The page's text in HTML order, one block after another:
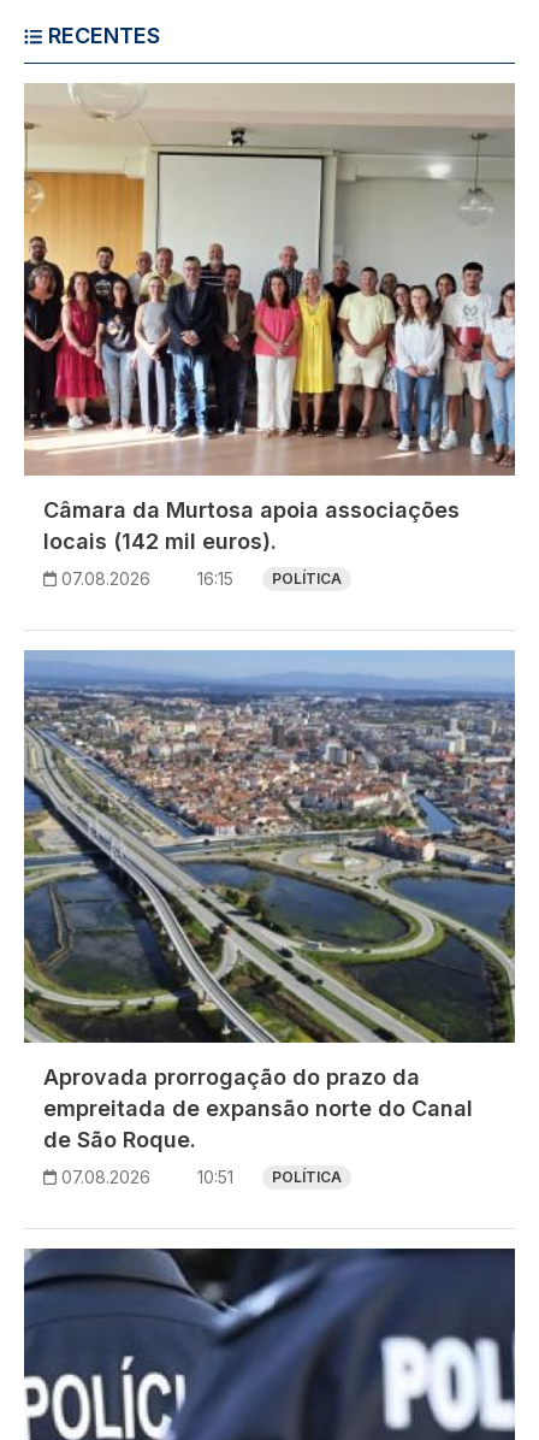
RECENTES
Imagem
Câmara da Murtosa apoia associações
locais (142 mil euros).
07.08.2026 16:15 POLÍTICA
Imagem
Aprovada prorrogação do prazo da
empreitada de expansão norte do Canal
de São Roque.
07.08.2026 10:51 POLÍTICA
Imagem